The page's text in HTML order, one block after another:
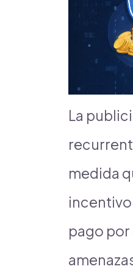
La
medida
pago por